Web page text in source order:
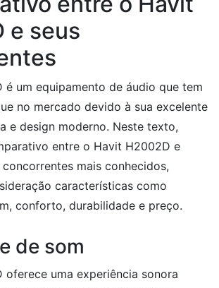
e seus
é um equipamento de áudio que tem
no mercado devido à sua excelente
e design moderno. Neste texto,
entre o Havit H2002D e
mais conhecidos,
características como
conforto, durabilidade e preço.
de som
oferece uma experiência sonora